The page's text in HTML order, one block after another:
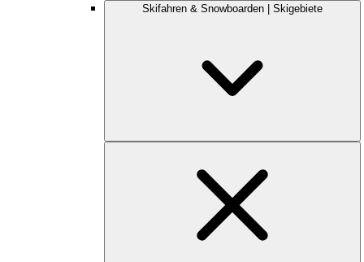
Skifahren & Snowboarden | Skigebiete